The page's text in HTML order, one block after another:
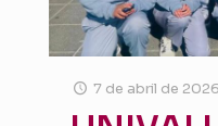
7 de abril de 2026